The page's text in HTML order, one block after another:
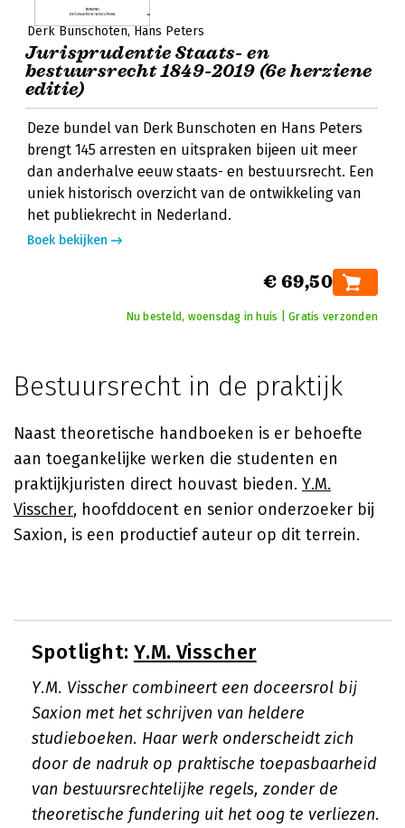
Derk Bunschoten Hans Peters
Jurisprudentie Staats- en
bestuursrecht 1849-2019 (6e herziene
editie)
Deze bundel van Derk Bunschoten en Hans Peters
brengt 145 arresten en uitspraken bijeen uit meer
dan anderhalve eeuw staats- en bestuursrecht. Een
uniek historisch overzicht van de ontwikkeling van
het publiekrecht in Nederland.
Boek bekijken
€ 69,50
Nu besteld, woensdag in huis | Gratis verzonden
Bestuursrecht in de praktijk
Naast theoretische handboeken is er behoefte
aan toegankelijke werken die studenten en
praktijkjuristen direct houvast bieden. Y.M.
Visscher, hoofddocent en senior onderzoeker bij
Saxion, is een productief auteur op dit terrein.
Spotlight: Y.M. Visscher
Y.M. Visscher combineert een doceersrol bij
Saxion met het schrijven van heldere
studieboeken. Haar werk onderscheidt zich
door de nadruk op praktische toepasbaarheid
van bestuursrechtelijke regels, zonder de
theoretische fundering uit het oog te verliezen.